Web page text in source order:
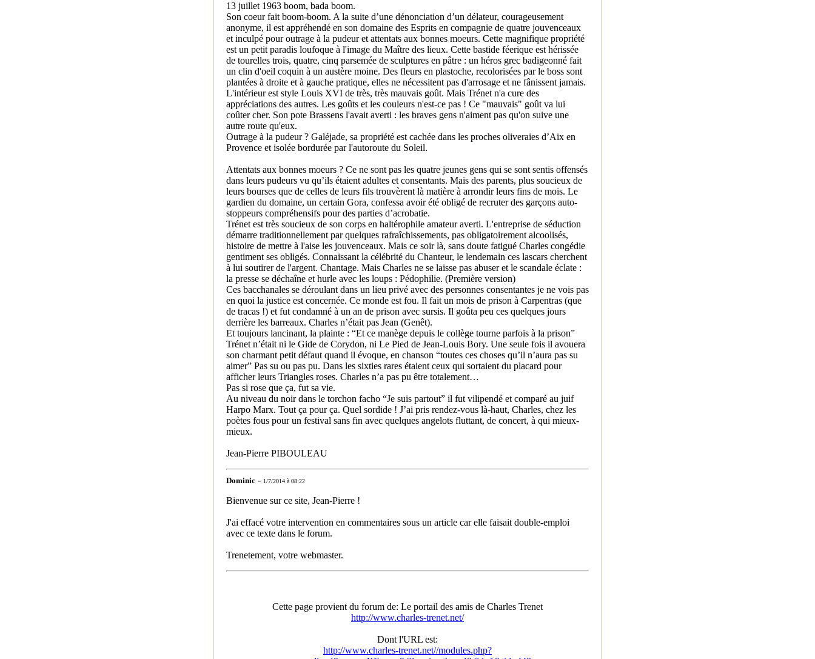
13 juillet 1963 boom, bada boom.
Son coeur fait boom-boom. A la suite d’une dénonciation d’un délateur, courageusement
anonyme, il est appréhendé en son domaine des Esprits en compagnie de quatre jouvenceaux
et inculpé pour outrage à la pudeur et attentats aux bonnes moeurs. Cette magnifique propriété
est un petit paradis loufoque à l'image du Maître des lieux. Cette bastide féerique est hérissée
de tourelles trois, quatre, cinq parsemée de sculptures en pâtre : un héros grec badigeonné fait
un clin d'oeil coquin à un austère moine. Des fleurs en plastoche, recolorisées par le boss sont
plantées à droite et à gauche pratique, elles ne nécessitent pas d'arrosage et ne fânissent jamais.
L'intérieur est style Louis XVI de très, très mauvais goût. Mais Trénet n'a cure des
appréciations des autres. Les goûts et les couleurs n'est-ce pas ! Ce "mauvais" goût va lui
coûter cher. Son pote Brassens l'avait averti : les braves gens n'aiment pas qu'on suive une
autre route qu'eux.
Outrage à la pudeur ? Galéjade, sa propriété est cachée dans les proches oliveraies d’Aix en
Provence et isolée bordurée par l'autoroute du Soleil.
Attentats aux bonnes moeurs ? Ce ne sont pas les quatre jeunes gens qui se sont sentis offensés
dans leurs pudeurs vu qu’ils étaient adultes et consentants. Mais des parents, plus soucieux de
leurs bourses que de celles de leurs fils trouvèrent là matière à arrondir leurs fins de mois. Le
gardien du domaine, un certain Gora, confessa avoir été obligé de recruter des garçons auto-
stoppeurs compréhensifs pour des parties d’acrobatie.
Trénet est très soucieux de son corps en haltérophile amateur averti. L'entreprise de séduction
démarre traditionnellement par quelques rafraîchissements, pas obligatoirement alcoolisés,
histoire de mettre à l'aise les jouvenceaux. Mais ce soir là, sans doute fatigué Charles congédie
gentiment ses obligés. Connaissant la célébrité du Chanteur, le lendemain ces lascars cherchent
à lui soutirer de l'argent. Chantage. Mais Charles ne se laisse pas abuser et le scandale éclate :
la presse se déchaîne et hurle avec les loups : Pédophilie. (Première version)
Ces bacchanales se déroulant dans un lieu privé avec des personnes consentantes je ne vois pas
en quoi la justice est concernée. Ce monde est fou. Il fait un mois de prison à Carpentras (que
de tracas !) et fut condamné à un an de prison avec sursis. Il goûta peu ces quelques jours
derrière les barreaux. Charles n’était pas Jean (Genêt).
Et toujours lancinant, la plainte : “Et ce manège depuis le collège tourne parfois à la prison”
Trénet n’était ni le Gide de Corydon, ni Le Pied de Jean-Louis Bory. Une seule fois il avouera
son charmant petit défaut quand il évoque, en chanson “toutes ces choses qu’il n’aura pas su
aimer” Pas su ou pas pu. Dans les sixties rares étaient ceux qui sortaient du placard pour
afficher leurs Triangles roses. Charles n’a pas pu être totalement…
Pas si rose que ça, fut sa vie.
Au niveau du noir dans le torchon facho “Je suis partout” il fut vilipendé et comparé au juif
Harpo Marx. Tout ça pour ça. Quel sordide ! J’ai pris rendez-vous là-haut, Charles, chez les
poètes fous pour un festival sans fin avec quelques angelots fluttant, de concert, à qui mieux-
mieux.
Jean-Pierre PIBOULEAU
Dominic - 1/7/2014 à 08:22
Bienvenue sur ce site, Jean-Pierre !
J'ai effacé votre intervention en commentaires sous un article car elle faisait double-emploi
avec ce texte dans le forum.
Trenetement, votre webmaster.
Cette page provient du forum de: Le portail des amis de Charles Trenet
http://www.charles-trenet.net/
Dont l'URL est:
http://www.charles-trenet.net//modules.php?